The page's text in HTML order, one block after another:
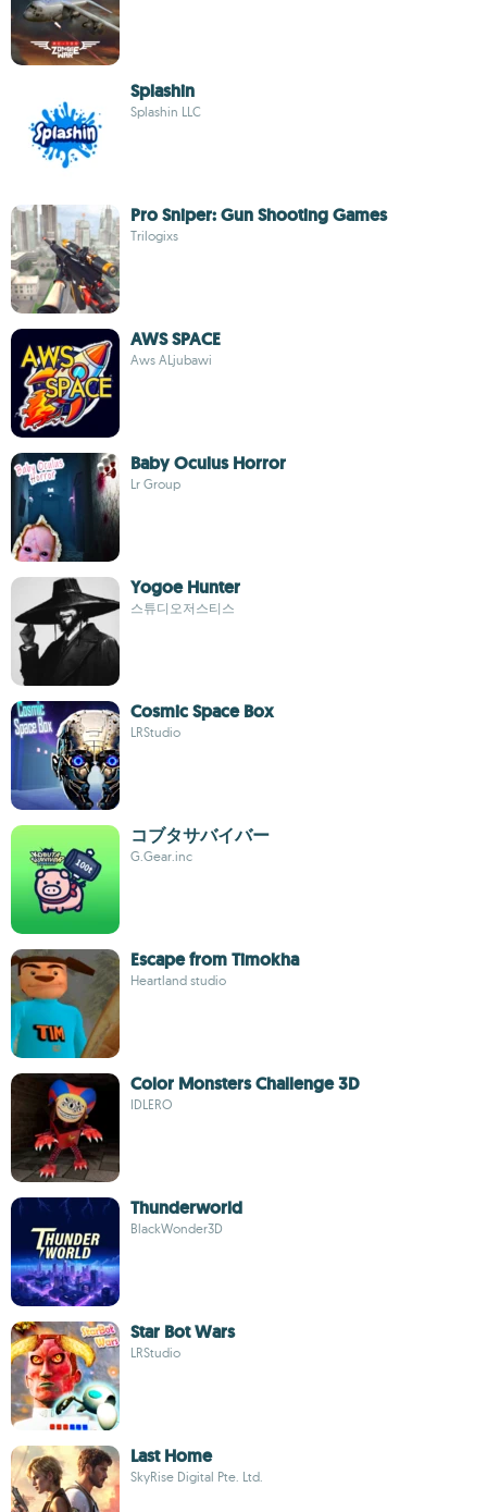
Splashin
Splashin LLC
Pro Sniper: Gun Shooting Games
Trilogixs
AWS SPACE
Aws ALjubawi
Baby Oculus Horror
Lr Group
Yogoe Hunter
스튜디오저스티스
Cosmic Space Box
LRStudio
コブタサバイバー
G.Gear.inc
Escape from Timokha
Heartland studio
Color Monsters Challenge 3D
IDLERO
Thunderworld
BlackWonder3D
Star Bot Wars
LRStudio
Last Home
SkyRise Digital Pte. Ltd.